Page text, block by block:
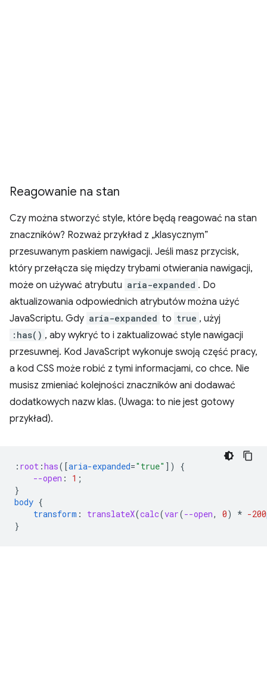
Reagowanie na stan
Czy można stworzyć style, które będą reagować na stan
znaczników? Rozważ przykład z „klasycznym”
przesuwanym paskiem nawigacji. Jeśli masz przycisk,
który przełącza się między trybami otwierania nawigacji,
może on używać atrybutu aria-expanded . Do
aktualizowania odpowiednich atrybutów można użyć
JavaScriptu. Gdy aria-expanded to true , użyj
:has() , aby wykryć to i zaktualizować style nawigacji
przesuwnej. Kod JavaScript wykonuje swoją część pracy,
a kod CSS może robić z tymi informacjami, co chce. Nie
musisz zmieniać kolejności znaczników ani dodawać
dodatkowych nazw klas. (Uwaga: to nie jest gotowy
przykład).
: root :has([aria-expanded="true" ])
{
--open : 1 ;
}
body {
transform : translateX(calc(var(--open, 0) * -200
}